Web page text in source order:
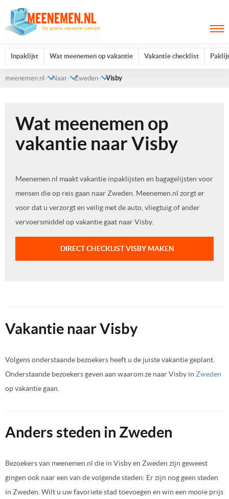
Inpaklijst Wat meenemen op vakantie Vakantie checklist
meenemen.nl Naar Zweden Visby
Wat meenemen op
vakantie naar Visby
Meenemen.nl maakt vakantie inpaklijsten en bagagelijsten voor
mensen die op reis gaan naar Zweden. Meenemen.nl zorgt er
voor dat u verzorgt en veilig met de auto, vliegtuig of ander
vervoersmiddel op vakantie gaat naar Visby.
DIRECT CHECKLIST VISBY MAKEN
Vakantie naar Visby
Volgens onderstaande bezoekers heeft u de juiste vakantie geplant.
Onderstaande bezoekers geven aan waarom ze naar Visby in Zweden
op vakantie gaan.
Anders steden in Zweden
Bezoekers van meenemen.nl die in Visby en Zweden zijn geweest
gingen ook naar een van de volgende steden: Er zijn nog geen steden
in Zweden. Wilt u uw favoriete stad toevoegen en win een mooie prijs